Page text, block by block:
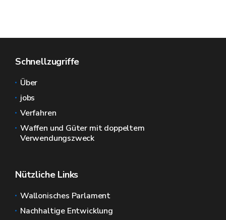
Schnellzugriffe
Über
jobs
Verfahren
Waffen und Güter mit doppeltem
Verwendungszweck
Nützliche Links
Wallonisches Parlament
Nachhaltige Entwicklung